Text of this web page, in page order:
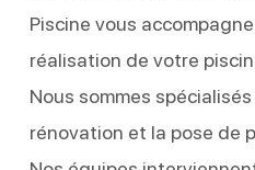
Piscine vous
réalisation de votre
Nous sommes
rénovation et la pose de